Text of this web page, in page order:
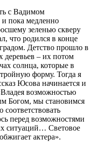
с Вадимом
пока медленно
зеленью скверу
что родился в конце
Детство прошло в
– их потом
солнца, которые в
форму. Тогда я
Юсова начинается и
возможностью
Богом, мы становимся
перед возможностями
ситуаций… Световое
актера».